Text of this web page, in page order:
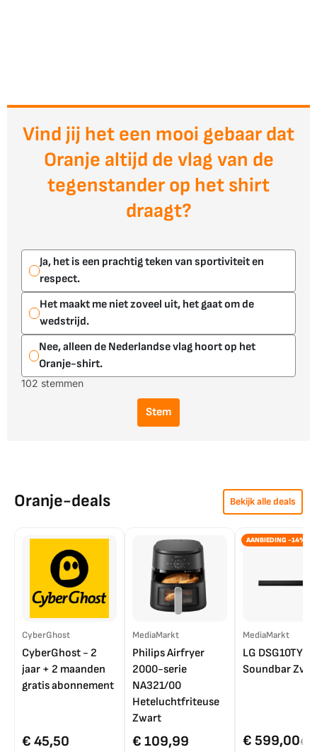
Vind jij het een mooi gebaar dat
Oranje altijd de vlag van de
tegenstander op het shirt
draagt?
Ja, het is een prachtig teken van sportiviteit en
respect.
Het maakt me niet zoveel uit, het gaat om de
wedstrijd.
Nee, alleen de Nederlandse vlag hoort op het
Oranje-shirt.
102 stemmen
Stem
Oranje-deals Bekijk alle deals
CyberGhost
CyberGhost - 2
jaar + 2 maanden
gratis abonnement
€ 45,50
MediaMarkt
Philips Airfryer
2000-serie
NA321/00
Heteluchtfriteuse
Zwart
€ 109,99
AANBIEDING -14%
MediaMarkt
LG DSG10TY
Soundbar
€ 599,00€